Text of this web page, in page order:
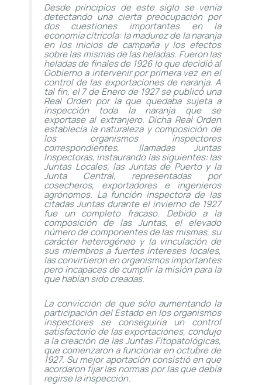
Desde principios de este siglo se venía
detectando una cierta preocupación por
dos cuestiones importantes en la
economía citrícola: la madurez de la naranja
en los inicios de campaña y los efectos
sobre las mismas de las heladas. Fueron las
heladas de finales de 1926 lo que decidió al
Gobierno a intervenir por primera vez en el
control de las exportaciones de naranja. A
tal fin, el 7 de Enero de 1927 se publicó una
Real Orden por la que quedaba sujeta a
inspección toda la naranja que se
exportase al extranjero. Dicha Real Orden
establecía la naturaleza y composición de
los organismos inspectores
correspondientes, llamadas Juntas
Inspectoras, instaurando las siguientes: las
Juntas Locales, las Juntas de Puerto y la
Junta Central, representadas por
cosecheros, exportadores e ingenieros
agrónomos. La función inspectora de las
citadas Juntas durante el invierno de 1927
fue un completo fracaso. Debido a la
composición de las Juntas, el elevado
número de componentes de las mismas, su
carácter heterogéneo y la vinculación de
sus miembros a fuertes intereses locales,
las convirtieron en organismos importantes
pero incapaces de cumplir la misión para la
que habían sido creadas.
La convicción de que sólo aumentando la
participación del Estado en los organismos
inspectores se conseguiría un control
satisfactorio de las exportaciones, condujo
a la creación de las Juntas Fitopatológicas,
que comenzaron a funcionar en octubre de
1927. Su mejor aportación consistió en que
acordaron fijar las normas por las que debía
regirse la inspección.